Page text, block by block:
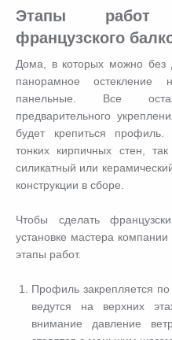
Этапы работ
французского
Дома, в которых можно без
панорамное
панельные. Все
предварительного
будет крепиться
тонких кирпичных стен,
силикатный или
конструкции в сборе.
Чтобы сделать
установке мастера
этапы работ.
Профиль закрепляется
ведутся на верхних
внимание давление